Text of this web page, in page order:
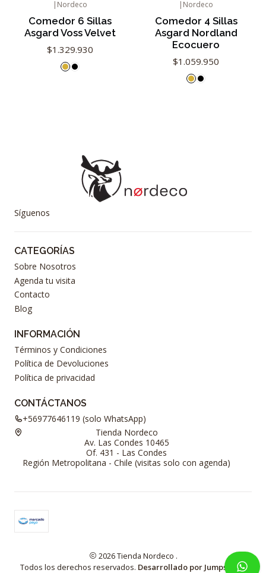
| Nordeco
Comedor 6 Sillas
Asgard Voss Velvet
$1.329.930
| Nordeco
Comedor 4 Sillas
Asgard Nordland
Ecocuero
$1.059.950
Síguenos
CATEGORÍAS
Sobre Nosotros
Agenda tu visita
Contacto
Blog
INFORMACIÓN
Términos y Condiciones
Política de Devoluciones
Política de privacidad
CONTÁCTANOS
+56977646119 (solo WhatsApp)
Tienda Nordeco
Av. Las Condes 10465
Of. 431 - Las Condes
Región Metropolitana - Chile (visitas solo con agenda)
2026 Tienda Nordeco .
Todos los derechos reservados. Desarrollado por Jumpseller.